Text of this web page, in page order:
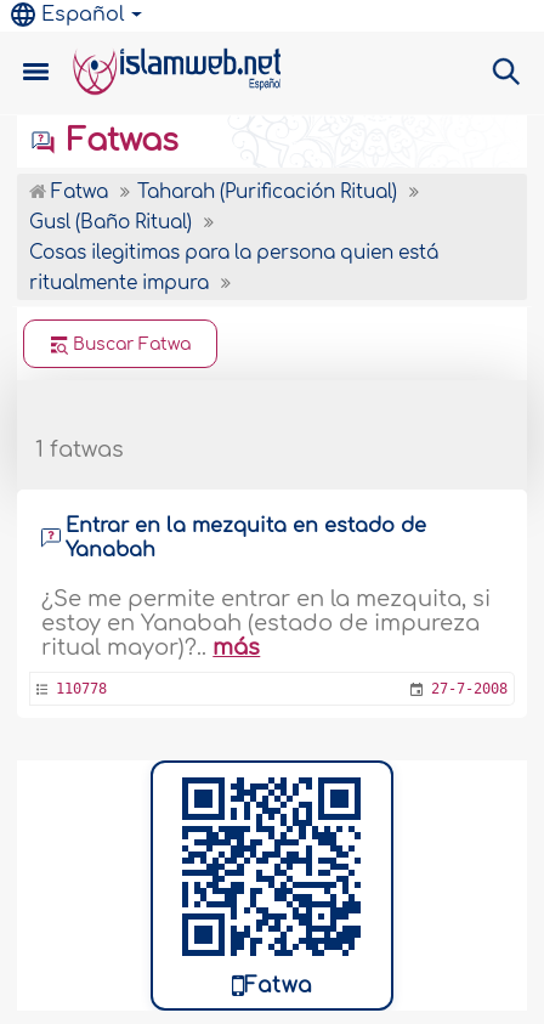
Español
Fatwas
Fatwa
Taharah (Purificación Ritual)
Gusl (Baño Ritual)
Cosas ilegitimas para la persona quien está
ritualmente impura
Buscar Fatwa
1 fatwas
Entrar en la mezquita en estado de
Yanabah
¿Se me permite entrar en la mezquita, si
estoy en Yanabah (estado de impureza
ritual mayor)?.. más
110778 27-7-2008
Fatwa